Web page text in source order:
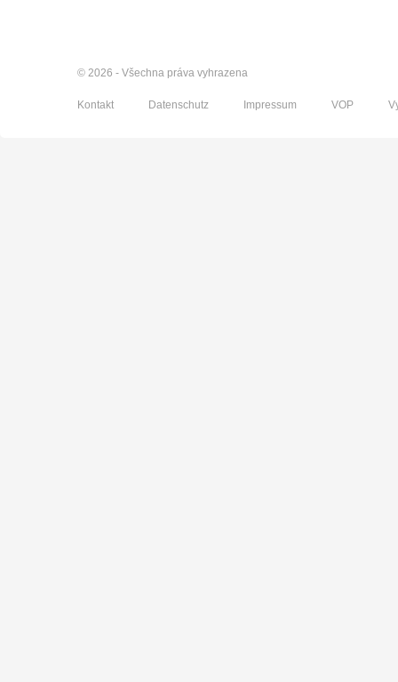
© 2026 - Všechna práva vyhrazena
Kontakt Datenschutz Impressum VOP